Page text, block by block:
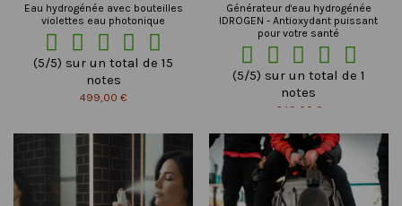
Eau hydrogénée avec bouteilles
violettes eau photonique
    
(5/5) sur un total de 15
notes
499,00 €
Générateur d'eau hydrogénée
IDROGEN - Antioxydant puissant
pour votre santé
    
(5/5) sur un total de 1
notes
649,00 €